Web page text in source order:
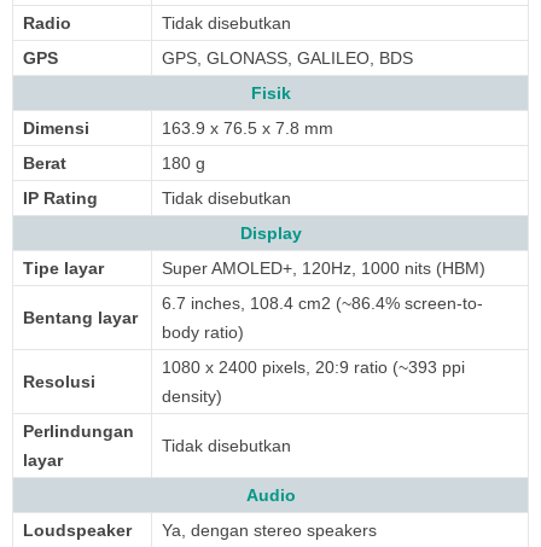
Radio
Tidak disebutkan
GPS
GPS, GLONASS, GALILEO, BDS
Fisik
Dimensi
163.9 x 76.5 x 7.8 mm
Berat
180 g
IP Rating
Tidak disebutkan
Display
Tipe layar
Super AMOLED+, 120Hz, 1000 nits (HBM)
Bentang layar
6.7 inches, 108.4 cm2 (~86.4% screen-to-
body ratio)
Resolusi
1080 x 2400 pixels, 20:9 ratio (~393 ppi
density)
Perlindungan
layar
Tidak disebutkan
Audio
Loudspeaker
Ya, dengan stereo speakers